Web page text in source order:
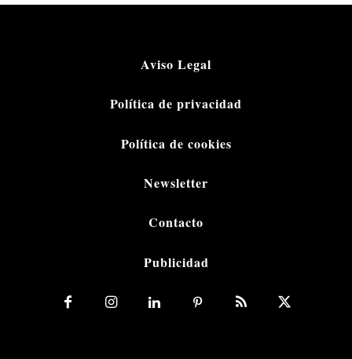
Aviso Legal
Política de privacidad
Política de cookies
Newsletter
Contacto
Publicidad